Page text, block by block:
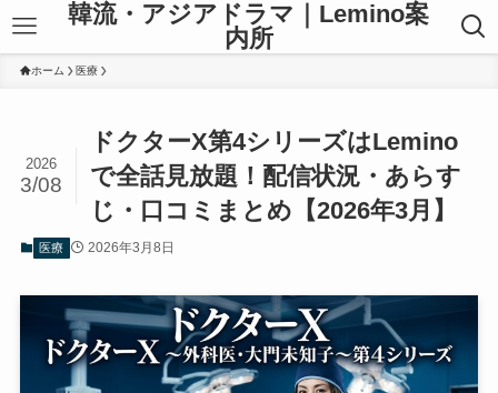
韓流・アジアドラマ｜Lemino案
内所
ホーム 医療
ドクターX第4シリーズはLemino
で全話見放題！配信状況・あらす
じ・口コミまとめ【2026年3月】
2026
3/08
医療 2026年3月8日